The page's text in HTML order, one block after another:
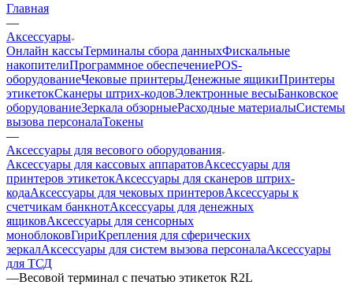
Главная
—
Аксессуары
Онлайн кассыТерминалы сбора данныхФискальные
накопителиПрограммное обеспечениеPOS-
оборудованиеЧековые принтерыДенежные ящикиПринтеры
этикетокСканеры штрих-кодовЭлектронные весыБанковское
оборудованиеЗеркала обзорныеРасходные материалыСистемы
вызова персоналаТокены
—
Аксессуары для весового оборудования
Аксессуары для кассовых аппаратовАксессуары для
принтеров этикетокАксессуары для сканеров штрих-
кодаАксессуары для чековых принтеровАксессуары к
счетчикам банкнотАксессуары для денежных
ящиковАксессуары для сенсорных
моноблоковГириКрепления для сферических
зеркалАксессуары для систем вызова персоналаАксессуары
для ТСД
—Весовой терминал с печатью этикеток R2L